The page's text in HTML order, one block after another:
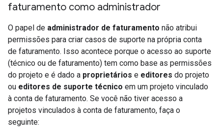
faturamento como administrador
O papel de administrador de faturamento não atribui
permissões para criar casos de suporte na própria conta
de faturamento. Isso acontece porque o acesso ao suporte
(técnico ou de faturamento) tem como base as permissões
do projeto e é dado a proprietários e editores do projeto
ou editores de suporte técnico em um projeto vinculado
à conta de faturamento. Se você não tiver acesso a
projetos vinculados à conta de faturamento, faça o
seguinte: